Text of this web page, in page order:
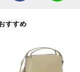
すすめ